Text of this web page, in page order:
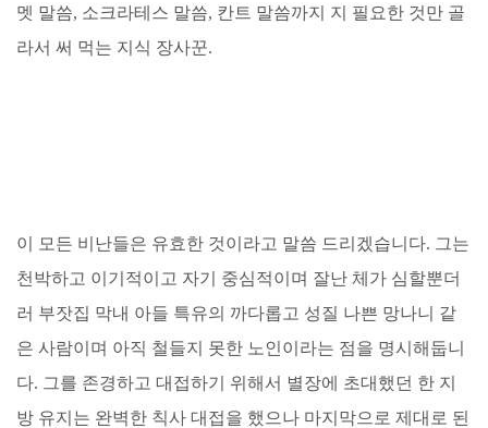
멧 말씀, 소크라테스 말씀, 칸트 말씀까지 지 필요한 것만 골
라서 써 먹는 지식 장사꾼.
이 모든 비난들은 유효한 것이라고 말씀 드리겠습니다. 그는
천박하고 이기적이고 자기 중심적이며 잘난 체가 심할뿐더
러 부잣집 막내 아들 특유의 까다롭고 성질 나쁜 망나니 같
은 사람이며 아직 철들지 못한 노인이라는 점을 명시해둡니
다. 그를 존경하고 대접하기 위해서 별장에 초대했던 한 지
방 유지는 완벽한 칙사 대접을 했으나 마지막으로 제대로 된